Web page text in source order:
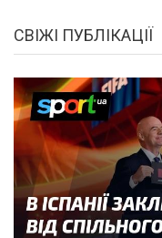
СВІЖІ ПУБЛІКАЦІЇ